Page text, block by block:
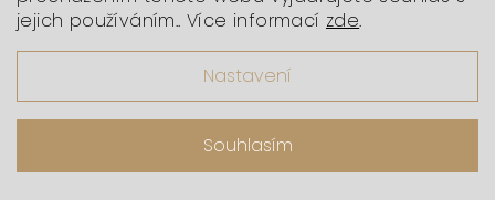
jejich používáním.. Více informací zde.
Nastavení
Souhlasím